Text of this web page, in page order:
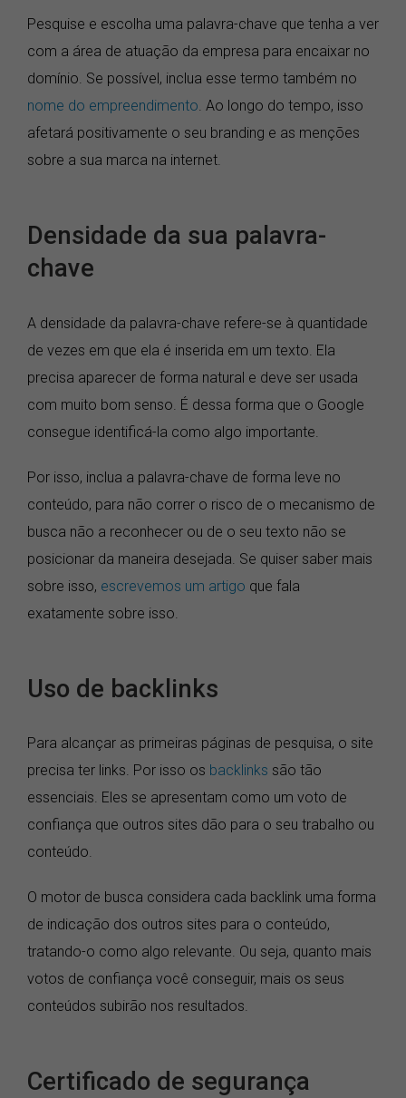
Pesquise e escolha uma palavra-chave que tenha a ver
com a área de atuação da empresa para encaixar no
domínio. Se possível, inclua esse termo também no
nome do empreendimento. Ao longo do tempo, isso
afetará positivamente o seu branding e as menções
sobre a sua marca na internet.
Densidade da sua palavra-
chave
A densidade da palavra-chave refere-se à quantidade
de vezes em que ela é inserida em um texto. Ela
precisa aparecer de forma natural e deve ser usada
com muito bom senso. É dessa forma que o Google
consegue identificá-la como algo importante.
Por isso, inclua a palavra-chave de forma leve no
conteúdo, para não correr o risco de o mecanismo de
busca não a reconhecer ou de o seu texto não se
posicionar da maneira desejada. Se quiser saber mais
sobre isso, escrevemos um artigo que fala
exatamente sobre isso.
Uso de backlinks
Para alcançar as primeiras páginas de pesquisa, o site
precisa ter links. Por isso os backlinks são tão
essenciais. Eles se apresentam como um voto de
confiança que outros sites dão para o seu trabalho ou
conteúdo.
O motor de busca considera cada backlink uma forma
de indicação dos outros sites para o conteúdo,
tratando-o como algo relevante. Ou seja, quanto mais
votos de confiança você conseguir, mais os seus
conteúdos subirão nos resultados.
Certificado de segurança